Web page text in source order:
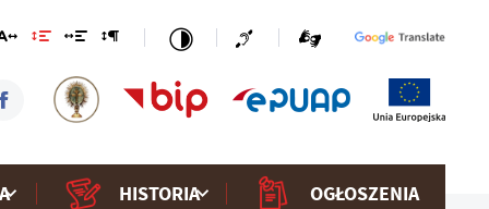
HISTORIA OGŁOSZENIA